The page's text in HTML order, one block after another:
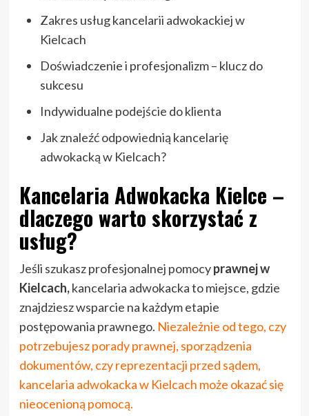
Zakres usług kancelarii adwokackiej w
Kielcach
Doświadczenie i profesjonalizm – klucz do
sukcesu
Indywidualne podejście do klienta
Jak znaleźć odpowiednią kancelarię
adwokacką w Kielcach?
Kancelaria Adwokacka Kielce –
dlaczego warto skorzystać z
usług?
Jeśli szukasz profesjonalnej pomocyprawnejw
Kielcach,kancelaria adwokacka to miejsce, gdzie
znajdziesz wsparcie na każdym etapie
postępowania prawnego. Niezależnie od tego, czy
potrzebujesz porady prawnej, sporządzenia
dokumentów, czy reprezentacji przed sądem,
kancelaria adwokacka w Kielcach może okazać się
nieocenioną pomocą.